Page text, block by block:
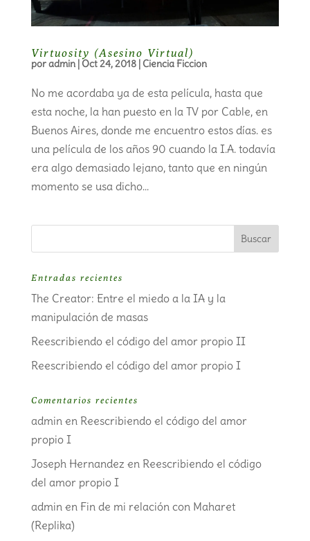
Virtuosity (Asesino Virtual)
poradmin|Oct 24, 2018|Ciencia Ficcion
No me acordaba ya de esta película, hasta que
esta noche, la han puesto en la TV por Cable, en
Buenos Aires, donde me encuentro estos días. es
una película de los años 90 cuando la I.A. todavía
era algo demasiado lejano, tanto que en ningún
momento se usa dicho...
Entradas recientes
The Creator: Entre el miedo a la IA y la
manipulación de masas
Reescribiendo el código del amor propio II
Reescribiendo el código del amor propio I
Comentarios recientes
admin en Reescribiendo el código del amor
propio I
Joseph Hernandez en Reescribiendo el código
del amor propio I
admin en Fin de mi relación con Maharet
(Replika)